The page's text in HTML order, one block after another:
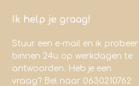
Ik help je graag!
Stuur een e-mail en ik probeer
binnen 24u op werkdagen te
antwoorden. Heb je een
vraag? Bel naar 0630210762